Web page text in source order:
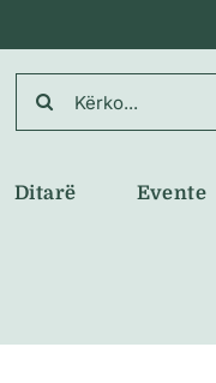
Search
for:
Ditarë Evente